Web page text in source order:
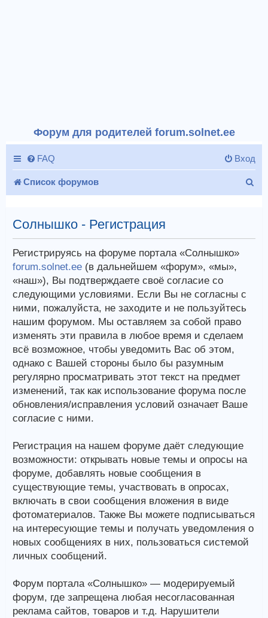
Форум для родителей forum.solnet.ee
FAQ Вход
Список форумов
с
Солнышко - Регистрация
Регистрируясь на форуме портала «Солнышко»
forum.solnet.ee (в дальнейшем «форум», «мы»,
«наш»), Вы подтверждаете своё согласие со
следующими условиями. Если Вы не согласны с
ними, пожалуйста, не заходите и не пользуйтесь
нашим форумом. Мы оставляем за собой право
изменять эти правила в любое время и сделаем
всё возможное, чтобы уведомить Вас об этом,
однако с Вашей стороны было бы разумным
регулярно просматривать этот текст на предмет
изменений, так как использование форума после
обновления/исправления условий означает Ваше
согласие с ними.
Регистрация на нашем форуме даёт следующие
возможности: открывать новые темы и опросы на
форуме, добавлять новые сообщения в
существующие темы, участвовать в опросах,
включать в свои сообщения вложения в виде
фотоматериалов. Также Вы можете подписываться
на интересующие темы и получать уведомления о
новых сообщениях в них, пользоваться системой
личных сообщений.
Форум портала «Солнышко» — модерируемый
форум, где запрещена любая несогласованная
реклама сайтов, товаров и т.д. Нарушители